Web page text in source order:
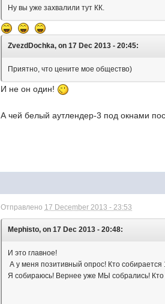
Ну вы уже захвалили тут КК.
ZvezdDochka, on 17 Dec 2013 - 20:45:
Приятно, что цените мое общество)
И не он один!
А чей белый аутлендер-3 под окнами
Отправлено 17 December 2013 - 23:53
Mephisto, on 17 Dec 2013 - 20:48:
И это главное!
А у меня позитивный опрос! Кто
Я собираюсь! Вернее уже МЫ собрались!